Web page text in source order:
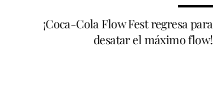
¡Coca-Cola Flow Fest regresa para
desatar el máximo flow!